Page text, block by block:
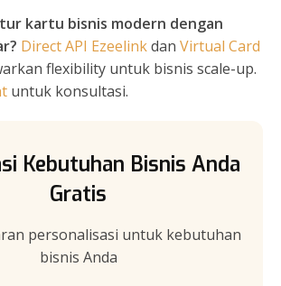
kartu bisnis modern dengan
Direct API Ezeelinkdan Virtual Card
flexibility untuk bisnis scale-up.
untuk konsultasi.
Kebutuhan Bisnis Anda
Gratis
personalisasi untuk kebutuhan
bisnis Anda